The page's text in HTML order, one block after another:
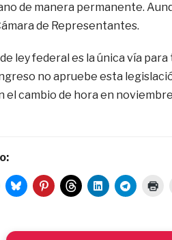
de manera permanente.
de Representantes.
ley federal es la única vía
no apruebe esta
el cambio de hora en